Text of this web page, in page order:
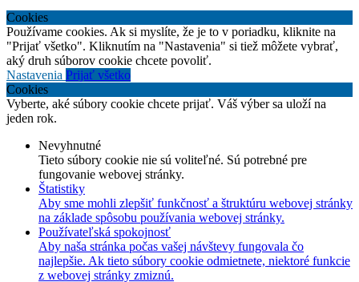
Cookies
Používame cookies. Ak si myslíte, že je to v poriadku, kliknite na
"Prijať všetko". Kliknutím na "Nastavenia" si tiež môžete vybrať,
aký druh súborov cookie chcete povoliť.
Nastavenia Prijať všetko
Cookies
Vyberte, aké súbory cookie chcete prijať. Váš výber sa uloží na
jeden rok.
Nevyhnutné
Tieto súbory cookie nie sú voliteľné. Sú potrebné pre
fungovanie webovej stránky.
Štatistiky
Aby sme mohli zlepšiť funkčnosť a štruktúru webovej stránky
na základe spôsobu používania webovej stránky.
Používateľská spokojnosť
Aby naša stránka počas vašej návštevy fungovala čo
najlepšie. Ak tieto súbory cookie odmietnete, niektoré funkcie
z webovej stránky zmiznú.